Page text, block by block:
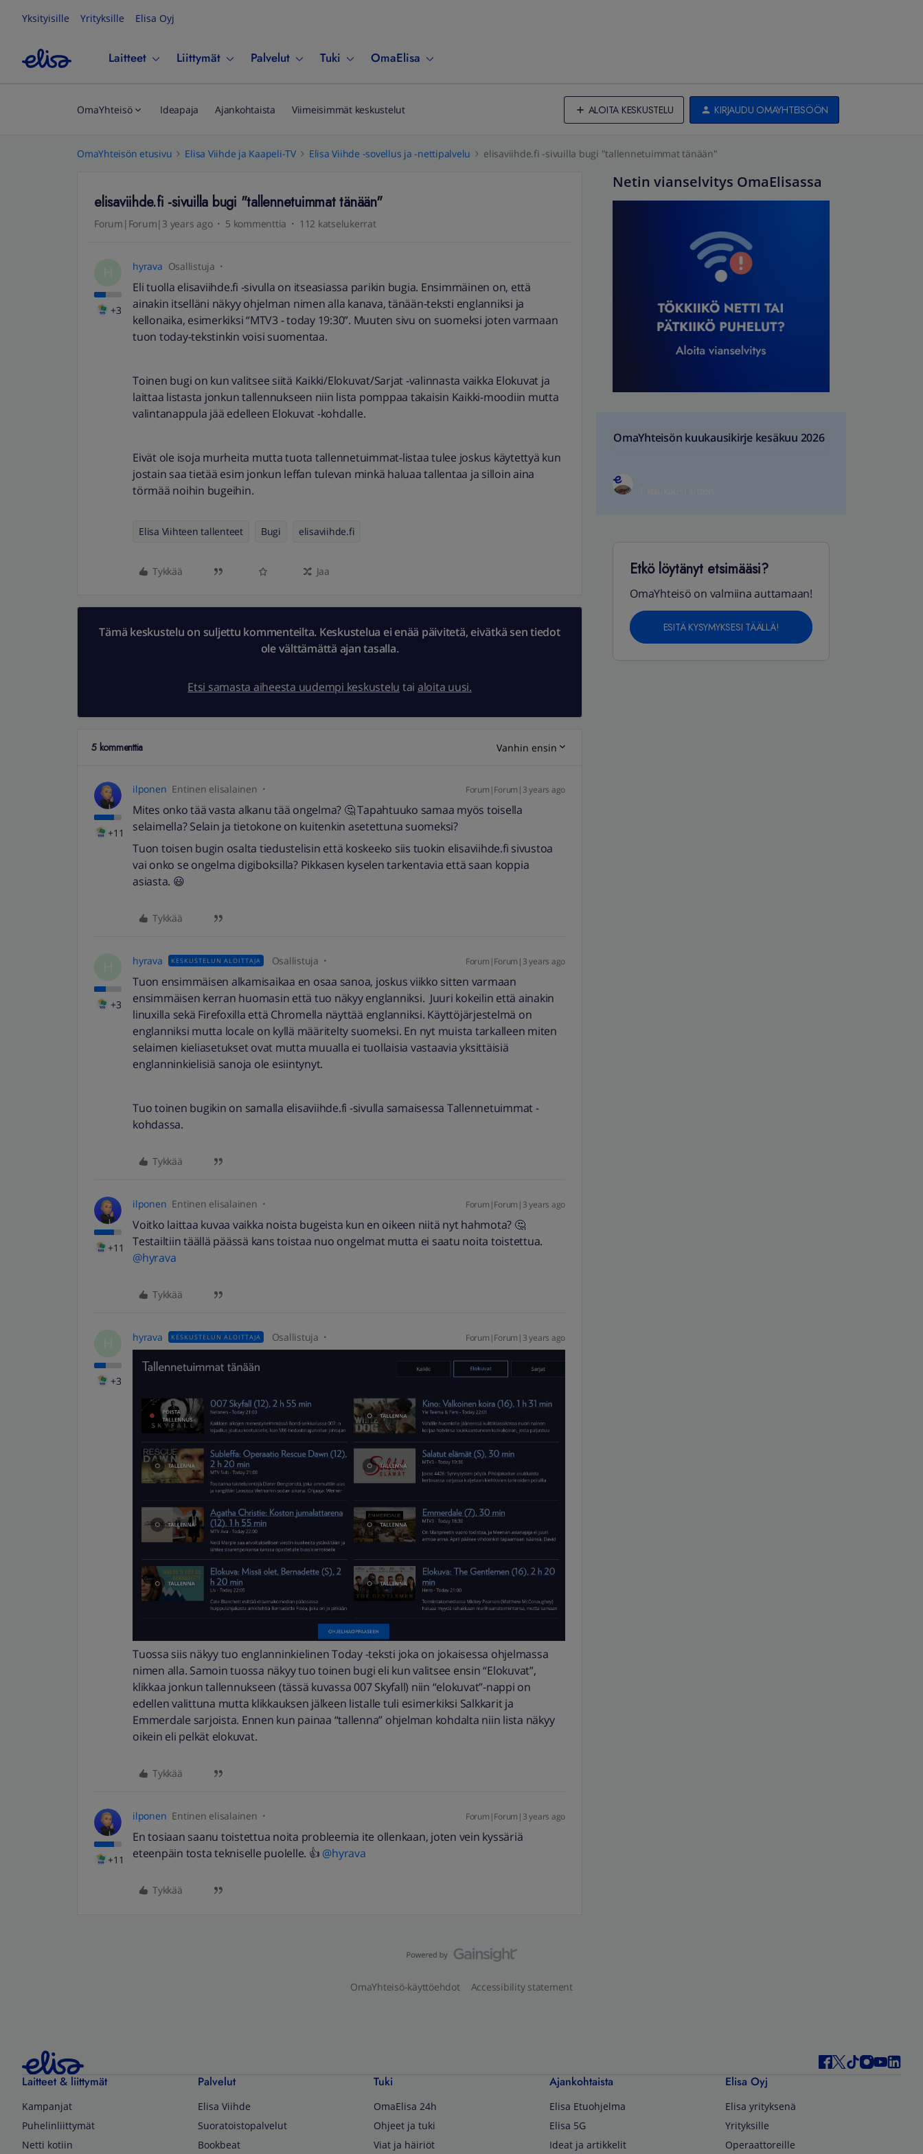
Yksityisille Yrityksille Elisa Oyj
Laitteet Liittymät Palvelut Tuki OmaElisa
OmaYhteisö Ideapaja Ajankohtaista Viimeisimmät keskustelut ALOITA KESKUSTELU KIRJAUDU OMAYHTEISÖÖN
OmaYhteisön etusivu Elisa Viihde ja Kaapeli-TV Elisa Viihde -sovellus ja -nettipalvelu elisaviihde.fi -sivuilla bugi "tallennetuimmat tänään"
elisaviihde.fi -sivuilla bugi "tallennetuimmat tänään"
Forum|Forum|3 years ago 5 kommenttia 112 katselukerrat
+3
hyrava Osallistuja
Eli tuolla elisaviihde.fi -sivulla on itseasiassa parikin bugia. Ensimmäinen on, että
ainakin itselläni näkyy ohjelman nimen alla kanava, tänään-teksti englanniksi ja
kellonaika, esimerkiksi “MTV3 - today 19:30”. Muuten sivu on suomeksi joten varmaan
tuon today-tekstinkin voisi suomentaa.
Toinen bugi on kun valitsee siitä Kaikki/Elokuvat/Sarjat -valinnasta vaikka Elokuvat ja
laittaa listasta jonkun tallennukseen niin lista pomppaa takaisin Kaikki-moodiin mutta
valintanappula jää edelleen Elokuvat -kohdalle.
Eivät ole isoja murheita mutta tuota tallennetuimmat-listaa tulee joskus käytettyä kun
jostain saa tietää esim jonkun leffan tulevan minkä haluaa tallentaa ja silloin aina
törmää noihin bugeihin.
Elisa Viihteen tallenteet Bugi elisaviihde.fi
Tykkää Jaa
Tämä keskustelu on suljettu kommenteilta. Keskustelua ei enää päivitetä, eivätkä sen tiedot
ole välttämättä ajan tasalla.
Etsi samasta aiheesta uudempi keskustelu tai aloita uusi.
5 kommenttia Vanhin ensin
+11
ilponen Entinen elisalainen Forum|Forum|3 years ago
Mites onko tää vasta alkanu tää ongelma? 🤔 Tapahtuuko samaa myös toisella
selaimella? Selain ja tietokone on kuitenkin asetettuna suomeksi?
Tuon toisen bugin osalta tiedustelisin että koskeeko siis tuokin elisaviihde.fi sivustoa
vai onko se ongelma digiboksilla? Pikkasen kyselen tarkentavia että saan koppia
asiasta. 😃
Tykkää
+3
hyrava KESKUSTELUN ALOITTAJA Osallistuja Forum|Forum|3 years ago
Tuon ensimmäisen alkamisaikaa en osaa sanoa, joskus viikko sitten varmaan
ensimmäisen kerran huomasin että tuo näkyy englanniksi. Juuri kokeilin että ainakin
linuxilla sekä Firefoxilla että Chromella näyttää englanniksi. Käyttöjärjestelmä on
englanniksi mutta locale on kyllä määritelty suomeksi. En nyt muista tarkalleen miten
selaimen kieliasetukset ovat mutta muualla ei tuollaisia vastaavia yksittäisiä
englanninkielisiä sanoja ole esiintynyt.
Tuo toinen bugikin on samalla elisaviihde.fi -sivulla samaisessa Tallennetuimmat -
kohdassa.
Tykkää
+11
ilponen Entinen elisalainen Forum|Forum|3 years ago
Voitko laittaa kuvaa vaikka noista bugeista kun en oikeen niitä nyt hahmota? 🤔
Testailtiin täällä päässä kans toistaa nuo ongelmat mutta ei saatu noita toistettua.
@hyrava
Tykkää
+3
hyrava KESKUSTELUN ALOITTAJA Osallistuja Forum|Forum|3 years ago
Tuossa siis näkyy tuo englanninkielinen Today -teksti joka on jokaisessa ohjelmassa
nimen alla. Samoin tuossa näkyy tuo toinen bugi eli kun valitsee ensin “Elokuvat”,
klikkaa jonkun tallennukseen (tässä kuvassa 007 Skyfall) niin “elokuvat”-nappi on
edellen valittuna mutta klikkauksen jälkeen listalle tuli esimerkiksi Salkkarit ja
Emmerdale sarjoista. Ennen kun painaa “tallenna” ohjelman kohdalta niin lista näkyy
oikein eli pelkät elokuvat.
Tykkää
+11
ilponen Entinen elisalainen Forum|Forum|3 years ago
En tosiaan saanu toistettua noita probleemia ite ollenkaan, joten vein kyssäriä
eteenpäin tosta tekniselle puolelle. 👍 @hyrava
Tykkää
Netin vianselvitys OmaElisassa
OmaYhteisön kuukausikirje kesäkuu 2026
Etkö löytänyt etsimääsi?
OmaYhteisö on valmiina auttamaan!
ESITÄ KYSYMYKSESI TÄÄLLÄ!
OmaYhteisö-käyttöehdot Accessibility statement
Laitteet & liittymät
Kampanjat
Puhelinliittymät
Netti kotiin
Palvelut
Elisa Viihde
Suoratoistopalvelut
Bookbeat
Tuki
OmaElisa 24h
Ohjeet ja tuki
Viat ja häiriöt
Ajankohtaista
Elisa Etuohjelma
Elisa 5G
Ideat ja artikkelit
Elisa Oyj
Elisa yrityksenä
Yrityksille
Operaattoreille